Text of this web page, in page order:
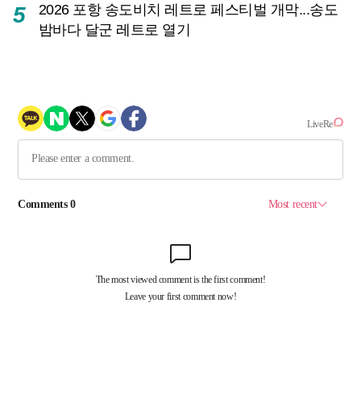
5
2026 포항 송도비치 레트로 페스티벌 개막...송도
밤바다 달군 레트로 열기